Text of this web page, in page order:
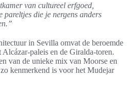
van cultureel erfgoed,
pareltjes die je nergens anders
in Sevilla omvat de beroemde
paleis en de Giralda-toren.
van de unieke mix van Moorse en
kenmerkend is voor het Mudejar